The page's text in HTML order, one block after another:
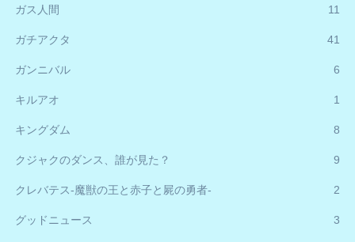
ガス人間 11
ガチアクタ 41
ガンニバル 6
キルアオ 1
キングダム 8
クジャクのダンス、誰が見た？ 9
クレバテス-魔獣の王と赤子と屍の勇者- 2
グッドニュース 3